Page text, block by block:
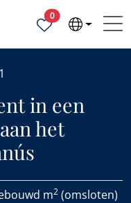
0Geselecteerde
in een
het
m2 (omsloten)